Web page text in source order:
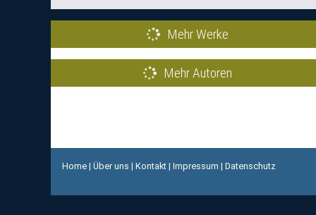
Mehr Werke
Mehr Autoren
Home | Über uns | Kontakt | Impressum | Datenschutz